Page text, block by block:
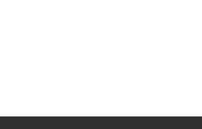
Полезные